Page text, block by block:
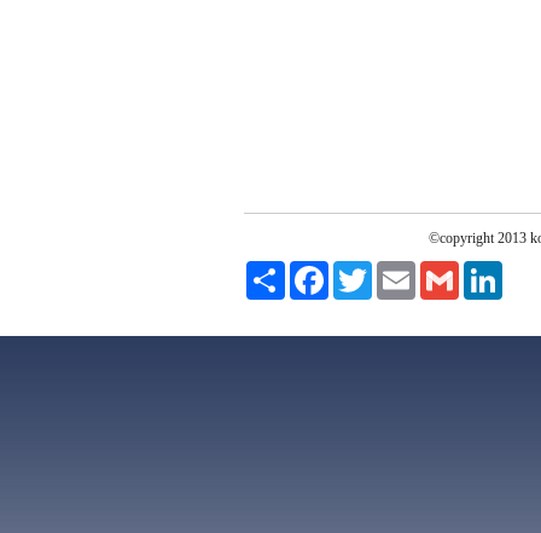
©copyright 2013
Paylaş
FacebookTwitter Email Gmail